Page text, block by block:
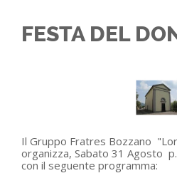
FESTA DEL
Il Gruppo Fratres Bozzano
organizza, Sabato 31 Agosto
con il seguente programma: